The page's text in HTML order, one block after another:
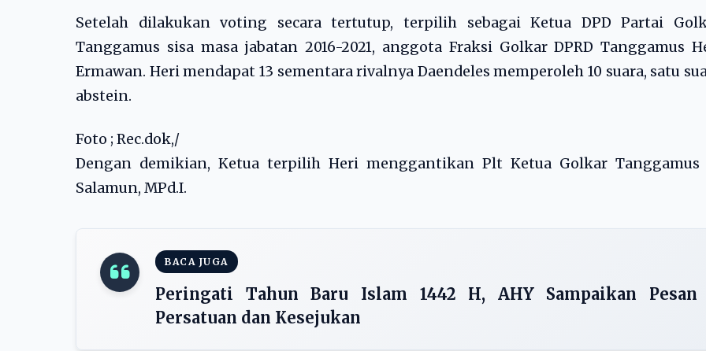
Setelah dilakukan voting secara tertutup, terpilih sebagai Ketua DPD Partai
Tanggamus sisa masa jabatan 2016-2021, anggota Fraksi Golkar DPRD Tanggamus
Ermawan. Heri mendapat 13 sementara rivalnya Daendeles memperoleh 10 suara, satu
abstein.
Foto ; Rec.dok,/
Dengan demikian, Ketua terpilih Heri menggantikan Plt Ketua Golkar Tanggamus
Salamun, MPd.I.
BACA JUGA
Peringati Tahun Baru Islam 1442 H, AHY Sampaikan Pesan
Persatuan dan Kesejukan